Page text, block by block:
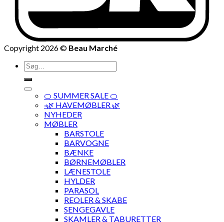
Copyright 2026 © Beau Marché
Søg
efter:
🍊 SUMMER SALE 🍊
·🌿 HAVEMØBLER 🌿
NYHEDER
MØBLER
BARSTOLE
BARVOGNE
BÆNKE
BØRNEMØBLER
LÆNESTOLE
HYLDER
PARASOL
REOLER & SKABE
SENGEGAVLE
SKAMLER & TABURETTER